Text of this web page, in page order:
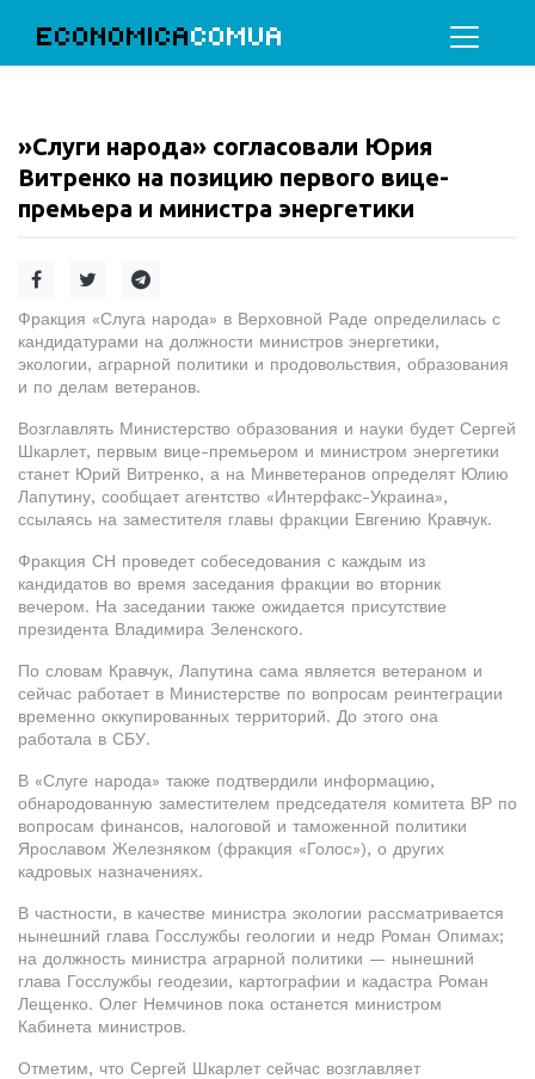
ECONOMICACOMUA
»Слуги народа» согласовали Юрия
Витренко на позицию первого вице-
премьера и министра энергетики
Фракция «Слуга народа» в Верховной Раде определилась с
кандидатурами на должности министров энергетики,
экологии, аграрной политики и продовольствия, образования
и по делам ветеранов.
Возглавлять Министерство образования и науки будет Сергей
Шкарлет, первым вице-премьером и министром энергетики
станет Юрий Витренко, а на Минветеранов определят Юлию
Лапутину, сообщает агентство «Интерфакс-Украина»,
ссылаясь на заместителя главы фракции Евгению Кравчук.
Фракция СН проведет собеседования с каждым из
кандидатов во время заседания фракции во вторник
вечером. На заседании также ожидается присутствие
президента Владимира Зеленского.
По словам Кравчук, Лапутина сама является ветераном и
сейчас работает в Министерстве по вопросам реинтеграции
временно оккупированных территорий. До этого она
работала в СБУ.
В «Слуге народа» также подтвердили информацию,
обнародованную заместителем председателя комитета ВР по
вопросам финансов, налоговой и таможенной политики
Ярославом Железняком (фракция «Голос»), о других
кадровых назначениях.
В частности, в качестве министра экологии рассматривается
нынешний глава Госслужбы геологии и недр Роман Опимах;
на должность министра аграрной политики — нынешний
глава Госслужбы геодезии, картографии и кадастра Роман
Лещенко. Олег Немчинов пока останется министром
Кабинета министров.
Отметим, что Сергей Шкарлет сейчас возглавляет